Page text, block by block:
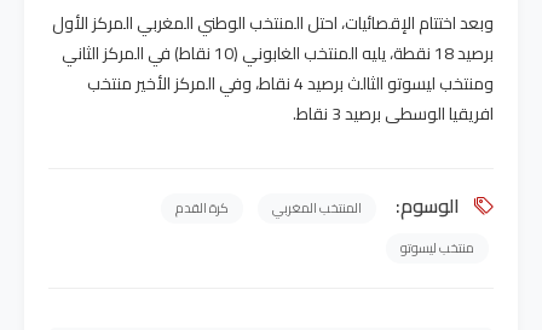
وبعد اختتام الإقصائيات، احتل المنتخب الوطني المغربي المركز الأول
برصيد 18 نقطة، يليه المنتخب الغابوني (10 نقاط) في المركز الثاني
ومنتخب ليسوتو الثالث برصيد 4 نقاط، وفي المركز الأخير منتخب
افريقيا الوسطى برصيد 3 نقاط.
الوسوم: المنتخب المغربي
كرة القدم
منتخب ليسوتو